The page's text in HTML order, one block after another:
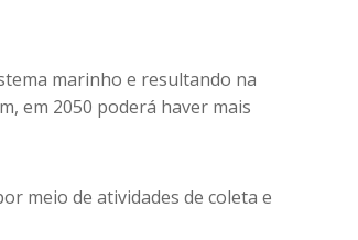
marinho e resultando na
em 2050 poderá haver mais
meio de atividades de coleta e